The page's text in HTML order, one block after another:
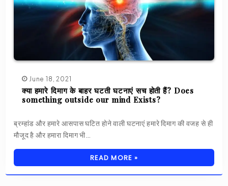
June 18, 2021
क्या हमारे दिमाग के बाहर घटती घटनाएं सच होती हैं? Does
something outside our mind Exists?
ब्रम्हांड और हमारे आसपास घटित होने वाली घटनाएं हमारे दिमाग की वजह से ही
मौजूद है और हमारा दिमाग भी…
READ MORE »